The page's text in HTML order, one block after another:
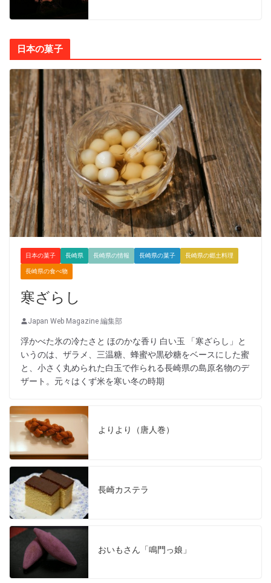
日本の菓子
日本の菓子 長崎県 長崎県の情報 長崎県の菓子 長崎県の郷土料理
長崎県の食べ物
寒ざらし
Japan Web Magazine 編集部
浮かべた氷の冷たさと ほのかな香り 白い玉 「寒ざらし」と
いうのは、ザラメ、三温糖、蜂蜜や黒砂糖をベースにした蜜
と、小さく丸められた白玉で作られる長崎県の島原名物のデ
ザート。元々はくず米を寒い冬の時期
よりより（唐人巻）
長崎カステラ
おいもさん「鳴門っ娘」